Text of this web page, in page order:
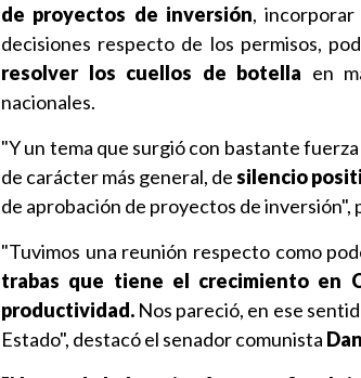
de proyectos de inversión,
decisiones respecto de los permisos,
resolver los cuellos de botella en
nacionales.
"Y un tema que surgió con bastante
de carácter más general, desilencio
de aprobación de proyectos de
"Tuvimos una reunión respecto como
trabas que tiene el crecimiento en
productividad. Nos pareció, en ese
Estado", destacó el senador comunista